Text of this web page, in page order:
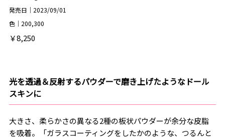
発売日｜2023/09/01
色｜200,300
￥8,250
光を透過＆反射するパウダーで磨き上げたようなドール
スキンに
大きさ、柔らかさの異なる2種の板状パウダーが余分な皮脂
を吸着。「ガラスコーティングをしたかのような、つるんと